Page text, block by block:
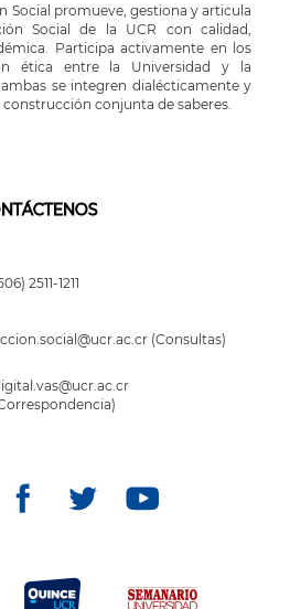
Social promueve, gestiona y articula
Social de la UCR con calidad,
Participa activamente en los
ética entre la Universidad y la
se integren dialécticamente y
conjunta de saberes.
2511-1211
(Consultas)